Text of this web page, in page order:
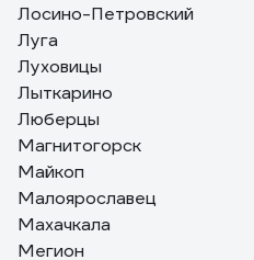
Лосино-Петровский
Луга
Луховицы
Лыткарино
Люберцы
Магнитогорск
Майкоп
Малоярославец
Махачкала
Мегион